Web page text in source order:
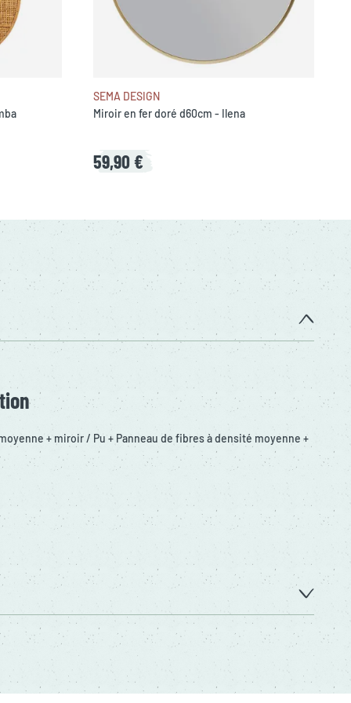
SEMA DESIGN
Miroir en fer doré d60cm - Ilena
59,90 €
+ miroir / Pu + Panneau de fibres à densité moyenne +